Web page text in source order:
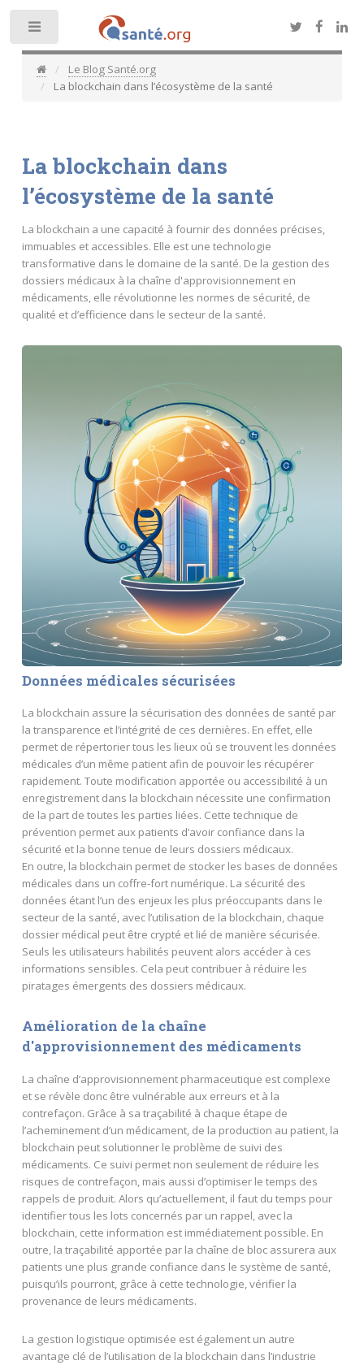
Le Blog Santé.org
La blockchain dans l’écosystème de la santé
La blockchain dans
l’écosystème de la santé
La blockchain a une capacité à fournir des données précises,
immuables et accessibles. Elle est une technologie
transformative dans le domaine de la santé. De la gestion des
dossiers médicaux à la chaîne d'approvisionnement en
médicaments, elle révolutionne les normes de sécurité, de
qualité et d’efficience dans le secteur de la santé.
Données médicales sécurisées
La blockchain assure la sécurisation des données de santé par
la transparence et l’intégrité de ces dernières. En effet, elle
permet de répertorier tous les lieux où se trouvent les données
médicales d’un même patient afin de pouvoir les récupérer
rapidement. Toute modification apportée ou accessibilité à un
enregistrement dans la blockchain nécessite une confirmation
de la part de toutes les parties liées. Cette technique de
prévention permet aux patients d’avoir confiance dans la
sécurité et la bonne tenue de leurs dossiers médicaux.
En outre, la blockchain permet de stocker les bases de données
médicales dans un coffre-fort numérique. La sécurité des
données étant l’un des enjeux les plus préoccupants dans le
secteur de la santé, avec l’utilisation de la blockchain, chaque
dossier médical peut être crypté et lié de manière sécurisée.
Seuls les utilisateurs habilités peuvent alors accéder à ces
informations sensibles. Cela peut contribuer à réduire les
piratages émergents des dossiers médicaux.
Amélioration de la chaîne
d'approvisionnement des médicaments
La chaîne d’approvisionnement pharmaceutique est complexe
et se révèle donc être vulnérable aux erreurs et à la
contrefaçon. Grâce à sa traçabilité à chaque étape de
l’acheminement d’un médicament, de la production au patient, la
blockchain peut solutionner le problème de suivi des
médicaments. Ce suivi permet non seulement de réduire les
risques de contrefaçon, mais aussi d’optimiser le temps des
rappels de produit. Alors qu’actuellement, il faut du temps pour
identifier tous les lots concernés par un rappel, avec la
blockchain, cette information est immédiatement possible. En
outre, la traçabilité apportée par la chaîne de bloc assurera aux
patients une plus grande confiance dans le système de santé,
puisqu’ils pourront, grâce à cette technologie, vérifier la
provenance de leurs médicaments.
La gestion logistique optimisée est également un autre
avantage clé de l’utilisation de la blockchain dans l’industrie
Toggle